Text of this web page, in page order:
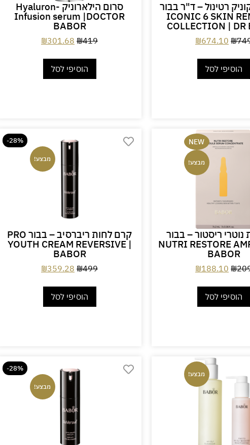
רטינול – ד"ר בבור
ICONIC 6 SKIN
COLLECTION | DR
₪
₪674.10
הוסיפי לסל
סרום הילארוניק -Hyaluron
Infusion serum |DOCTOR
BABOR
₪419
₪301.68
הוסיפי לסל
NEW
מבצע!
נוטרי ריסטור – בבור
NUTRI RESTORE
BABOR
₪
₪188.10
הוסיפי לסל
-28%
מבצע!
קרם לחות ריברסיב – בבור PRO
YOUTH CREAM REVERSIVE |
BABOR
₪499
₪359.28
הוסיפי לסל
מבצע!
-28%
מבצע!